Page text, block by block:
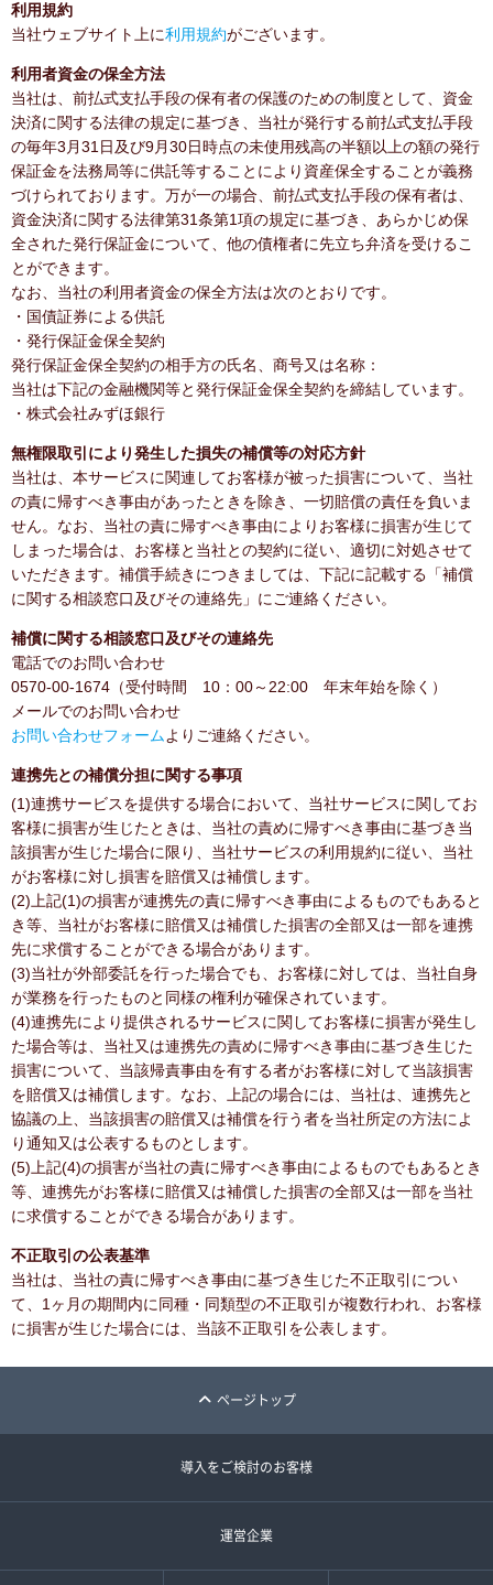
利用規約
当社ウェブサイト上に利用規約がございます。
利用者資金の保全方法
当社は、前払式支払手段の保有者の保護のための制度として、資金
決済に関する法律の規定に基づき、当社が発行する前払式支払手段
の毎年3月31日及び9月30日時点の未使用残高の半額以上の額の発行
保証金を法務局等に供託等することにより資産保全することが義務
づけられております。万が一の場合、前払式支払手段の保有者は、
資金決済に関する法律第31条第1項の規定に基づき、あらかじめ保
全された発行保証金について、他の債権者に先立ち弁済を受けるこ
とができます。
なお、当社の利用者資金の保全方法は次のとおりです。
・国債証券による供託
・発行保証金保全契約
発行保証金保全契約の相手方の氏名、商号又は名称：
当社は下記の金融機関等と発行保証金保全契約を締結しています。
・株式会社みずほ銀行
無権限取引により発生した損失の補償等の対応方針
当社は、本サービスに関連してお客様が被った損害について、当社
の責に帰すべき事由があったときを除き、一切賠償の責任を負いま
せん。なお、当社の責に帰すべき事由によりお客様に損害が生じて
しまった場合は、お客様と当社との契約に従い、適切に対処させて
いただきます。補償手続きにつきましては、下記に記載する「補償
に関する相談窓口及びその連絡先」にご連絡ください。
補償に関する相談窓口及びその連絡先
電話でのお問い合わせ
0570-00-1674（受付時間 10：00～22:00 年末年始を除く）
メールでのお問い合わせ
お問い合わせフォームよりご連絡ください。
連携先との補償分担に関する事項
(1)連携サービスを提供する場合において、当社サービスに関してお
客様に損害が生じたときは、当社の責めに帰すべき事由に基づき当
該損害が生じた場合に限り、当社サービスの利用規約に従い、当社
がお客様に対し損害を賠償又は補償します。
(2)上記(1)の損害が連携先の責に帰すべき事由によるものでもあると
き等、当社がお客様に賠償又は補償した損害の全部又は一部を連携
先に求償することができる場合があります。
(3)当社が外部委託を行った場合でも、お客様に対しては、当社自身
が業務を行ったものと同様の権利が確保されています。
(4)連携先により提供されるサービスに関してお客様に損害が発生し
た場合等は、当社又は連携先の責めに帰すべき事由に基づき生じた
損害について、当該帰責事由を有する者がお客様に対して当該損害
を賠償又は補償します。なお、上記の場合には、当社は、連携先と
協議の上、当該損害の賠償又は補償を行う者を当社所定の方法によ
り通知又は公表するものとします。
(5)上記(4)の損害が当社の責に帰すべき事由によるものでもあるとき
等、連携先がお客様に賠償又は補償した損害の全部又は一部を当社
に求償することができる場合があります。
不正取引の公表基準
当社は、当社の責に帰すべき事由に基づき生じた不正取引につい
て、1ヶ月の期間内に同種・同類型の不正取引が複数行われ、お客様
に損害が生じた場合には、当該不正取引を公表します。
ページトップ
導入をご検討のお客様
運営企業